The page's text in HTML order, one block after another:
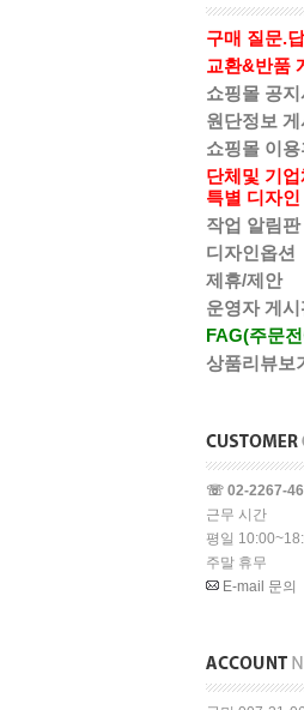
구매 질문.
교환&반품
쇼핑몰 공
원단정보
쇼핑몰 이용
단체및 기
특별 디자
작업 알림판
디자인옵션
제휴/제안
운영자 게시
FAG(주문
상품리뷰보
☏ 02-2267-
근무 시간
평일
주말 휴무
E-mail 문의